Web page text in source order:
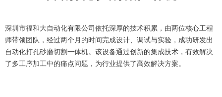
深圳市福和大自动化有限公司依托深厚的技术积累，由两位核心工程
师带领团队，经过两个月的时间完成设计、调试与实验，成功研发出
自动化打孔砂磨切割一体机。该设备通过创新的集成技术，有效解决
了多工序加工中的痛点问题，为行业提供了高效解决方案。